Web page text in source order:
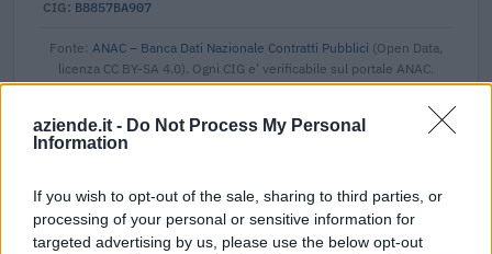
aziende.it - Do Not Process My Personal
Information
If you wish to opt-out of the sale, sharing to third parties, or
processing of your personal or sensitive information for
targeted advertising by us, please use the below opt-out
B8857BA907
Fonte: ANAC – Banca Dati Nazionale Contratti Pubblici (Open Data,
licenza CC BY-SA 4.0). Ogni CIG e' verificabile sul portale ANAC.
Boggeri S.p.a. risulta beneficiaria di 35 aiuti o contributi
pubblici per un totale di 12.706.703 euro (2020–2026).